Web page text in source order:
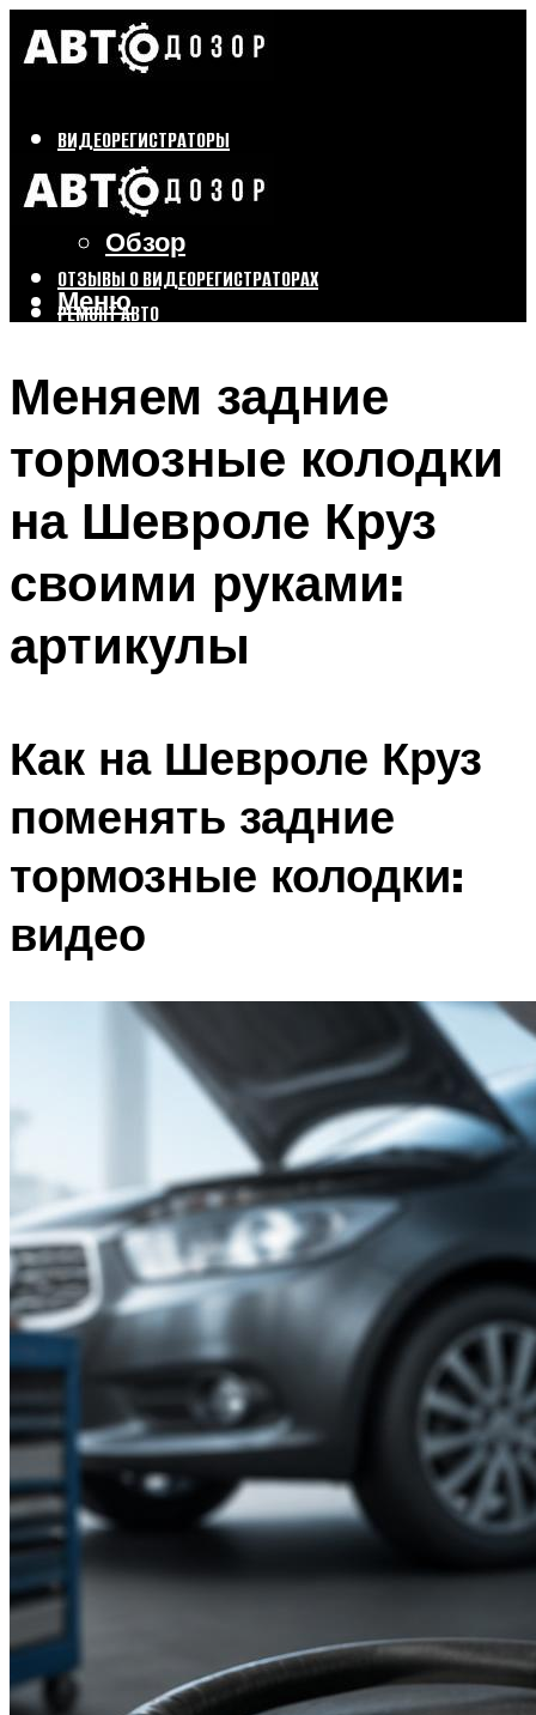
ВИДЕОРЕГИСТРАТОРЫ
Бренды
Выбор
Обзор
ОТЗЫВЫ О ВИДЕОРЕГИСТРАТОРАХ
РЕМОНТ АВТО
Меню
Меняем задние
тормозные колодки
на Шевроле Круз
своими руками:
артикулы
Как на Шевроле Круз
поменять задние
тормозные колодки:
видео